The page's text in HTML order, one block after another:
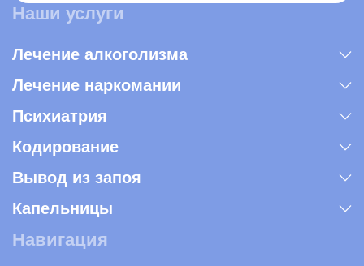
Наши услуги
Лечение алкоголизма
Лечение наркомании
Психиатрия
Кодирование
Вывод из запоя
Капельницы
Навигация